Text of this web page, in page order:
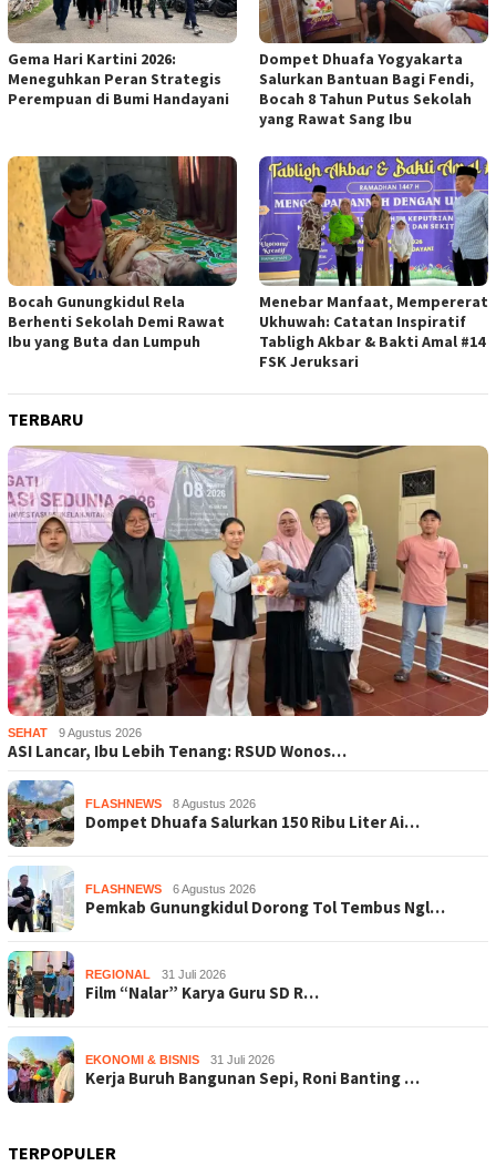
Gema Hari Kartini 2026:
Meneguhkan Peran Strategis
Perempuan di Bumi Handayani
Dompet Dhuafa Yogyakarta
Salurkan Bantuan Bagi Fendi,
Bocah 8 Tahun Putus Sekolah
yang Rawat Sang Ibu
Bocah Gunungkidul Rela
Berhenti Sekolah Demi Rawat
Ibu yang Buta dan Lumpuh
Menebar Manfaat, Mempererat
Ukhuwah: Catatan Inspiratif
Tabligh Akbar & Bakti Amal #14
FSK Jeruksari
TERBARU
SEHAT 9 Agustus 2026
ASI Lancar, Ibu Lebih Tenang: RSUD Wonos…
FLASHNEWS 8 Agustus 2026
Dompet Dhuafa Salurkan 150 Ribu Liter Ai…
FLASHNEWS 6 Agustus 2026
Pemkab Gunungkidul Dorong Tol Tembus Ngl…
REGIONAL 31 Juli 2026
Film “Nalar” Karya Guru SD R…
EKONOMI & BISNIS 31 Juli 2026
Kerja Buruh Bangunan Sepi, Roni Banting …
TERPOPULER